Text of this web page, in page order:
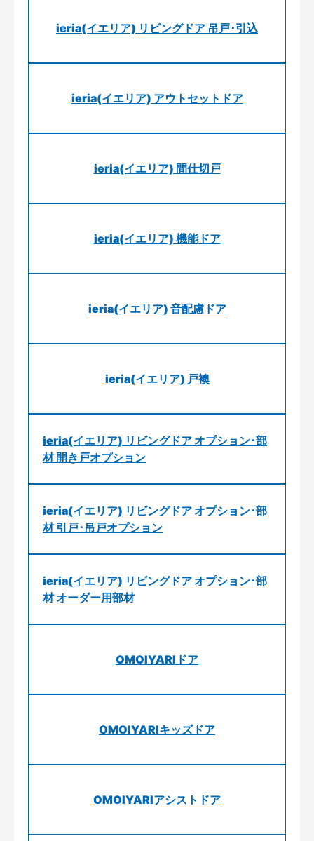
ieria(イエリア) リビングドア 吊戸･引込
ieria(イエリア) アウトセットドア
ieria(イエリア) 間仕切戸
ieria(イエリア) 機能ドア
ieria(イエリア) 音配慮ドア
ieria(イエリア) 戸襖
ieria(イエリア) リビングドア オプション･部
材 開き戸オプション
ieria(イエリア) リビングドア オプション･部
材 引戸･吊戸オプション
ieria(イエリア) リビングドア オプション･部
材 オーダー用部材
OMOIYARIドア
OMOIYARIキッズドア
OMOIYARIアシストドア